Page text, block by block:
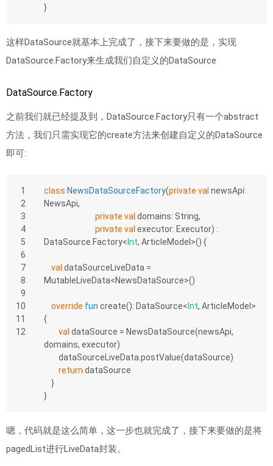
}
这样DataSource就基本上完成了，接下来要做的是，实现
DataSource.Factory来生成我们自定义的DataSource
DataSource.Factory
之前我们就已经提及到，DataSource.Factory只有一个abstract
方法，我们只需实现它的create方法来创建自定义的DataSource
即可:
1
2
3
4
5
6
7
8
9
10
11
12
class NewsDataSourceFactory(private val newsApi:
NewsApi,
private val domains: String,
private val executor: Executor) :
DataSource.Factory< Int, ArticleModel>() {
val dataSourceLiveData =
MutableLiveData<NewsDataSource>()
override fun create(): DataSource< Int, ArticleModel>
{
val dataSource = NewsDataSource(newsApi,
domains, executor)
        dataSourceLiveData.postValue(dataSource)
return dataSource
    }
}
嗯，代码就是这么简单，这一步也就完成了，接下来要做的是将
pagedList进行LiveData封装。